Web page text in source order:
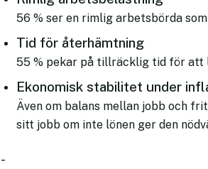
56 % ser en rimlig arbetsbörda
Tid för återhämtning
55 % pekar på tillräcklig tid för att
Ekonomisk stabilitet under
Även om balans mellan jobb och
sitt jobb om inte lönen ger den
-